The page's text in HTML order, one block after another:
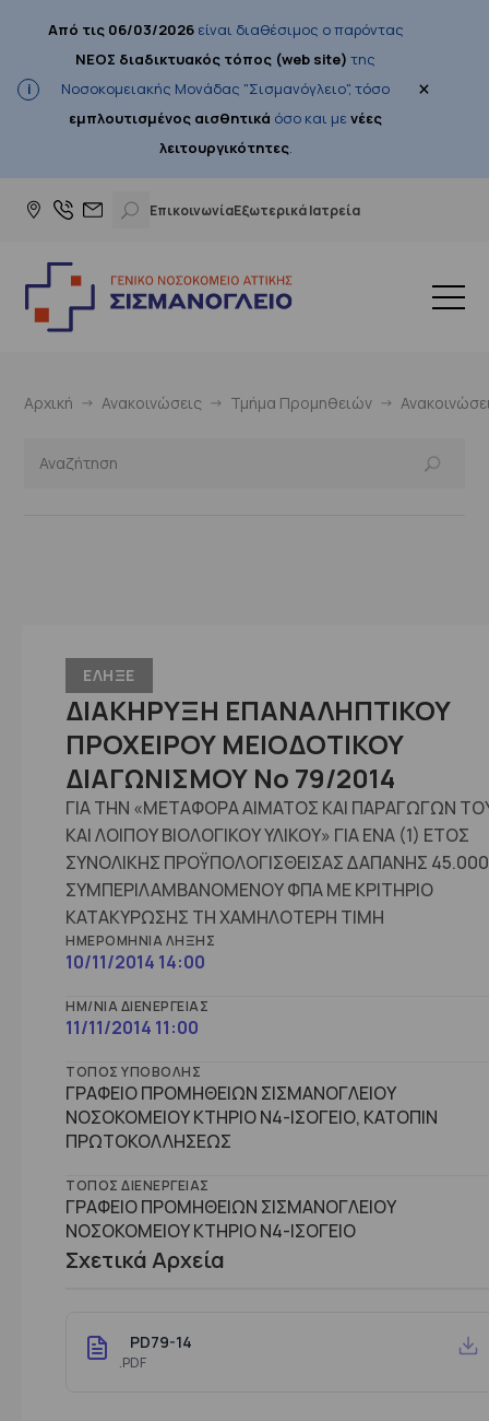
Από τις 06/03/2026είναι διαθέσιμος ο παρόντας
ΝΕΟΣ διαδικτυακός τόπος (web site) της
Νοσοκομειακής Μονάδας "Σισμανόγλειο", τόσο
εμπλουτισμένος αισθητικά όσο και μενέες
λειτουργικότητες.
×
ΕπικοινωνίαΕξωτερικά Ιατρεία
Αρχική Ανακοινώσεις Τμήμα Προμηθειών
ΕΛΗΞΕ
ΔΙΑΚΗΡΥΞΗ ΕΠΑΝΑΛΗΠΤΙΚΟΥ
ΠΡΟΧΕΙΡΟΥ ΜΕΙΟΔΟΤΙΚΟΥ
ΔΙΑΓΩΝΙΣΜΟΥ No 79/2014
ΓΙΑ ΤΗΝ «ΜΕΤΑΦΟΡΑ ΑΙΜΑΤΟΣ ΚΑΙ ΠΑΡΑΓΩΓΩΝ
ΚΑΙ ΛΟΙΠΟΥ ΒΙΟΛΟΓΙΚΟΥ ΥΛΙΚΟΥ» ΓΙΑ ΕΝΑ (1) ΕΤΟΣ
ΣΥΝΟΛΙΚΗΣ ΠΡΟΫΠΟΛΟΓΙΣΘΕΙΣΑΣ ΔΑΠΑΝΗΣ
ΣΥΜΠΕΡΙΛΑΜΒΑΝΟΜΕΝΟΥ ΦΠΑ ΜΕ ΚΡΙΤΗΡΙΟ
ΚΑΤΑΚΥΡΩΣΗΣ ΤΗ ΧΑΜΗΛΟΤΕΡΗ ΤΙΜΗ
ΗΜΕΡΟΜΗΝΊΑ ΛΉΞΗΣ
10/11/2014 14:00
ΗΜ/ΝΊΑ ΔΙΕΝΈΡΓΕΙΑΣ
11/11/2014 11:00
ΤΌΠΟΣ ΥΠΟΒΟΛΉΣ
ΓΡΑΦΕΙΟ ΠΡΟΜΗΘΕΙΩΝ ΣΙΣΜΑΝΟΓΛΕΙΟΥ
ΝΟΣΟΚΟΜΕΙΟΥ ΚΤΗΡΙΟ Ν4-ΙΣΟΓΕΙΟ, ΚΑΤΟΠΙΝ
ΠΡΩΤΟΚΟΛΛΗΣΕΩΣ
ΤΌΠΟΣ ΔΙΕΝΈΡΓΕΙΑΣ
ΓΡΑΦΕΙΟ ΠΡΟΜΗΘΕΙΩΝ ΣΙΣΜΑΝΟΓΛΕΙΟΥ
ΝΟΣΟΚΟΜΕΙΟΥ ΚΤHΡΙΟ Ν4-ΙΣΟΓΕΙΟ
Σχετικά Αρχεία
PD79-14
.PDF